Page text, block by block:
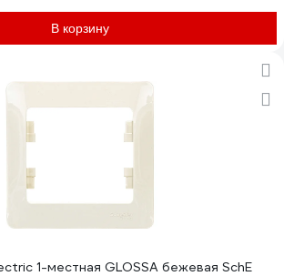
В корзину
1-местная GLOSSA бежевая SchE